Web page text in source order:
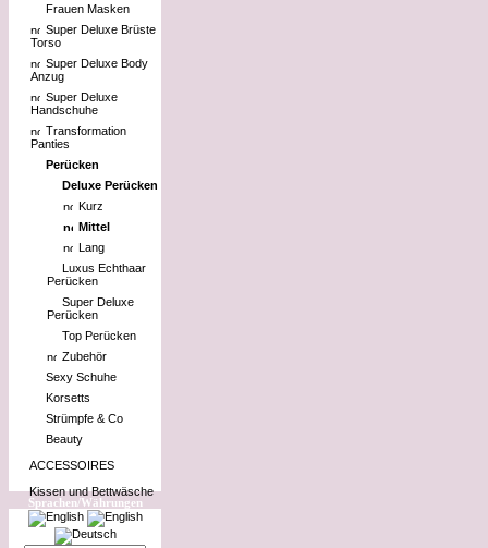
Frauen Masken
Super Deluxe Brüste
Torso
Super Deluxe Body
Anzug
Super Deluxe
Handschuhe
Transformation
Panties
Perücken
Deluxe Perücken
Kurz
Mittel
Lang
Luxus Echthaar
Perücken
Super Deluxe
Perücken
Top Perücken
Zubehör
Sexy Schuhe
Korsetts
Strümpfe & Co
Beauty
ACCESSOIRES
Kissen und Bettwäsche
Sprachen/Währungen